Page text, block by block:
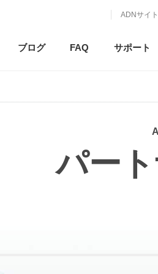
ADNサイト
ブログ FAQ サポート
パー